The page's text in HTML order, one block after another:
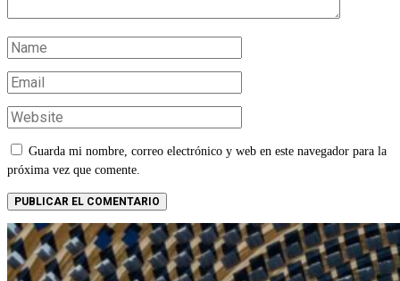
Guarda mi nombre, correo electrónico y web en este navegador para la
próxima vez que comente.